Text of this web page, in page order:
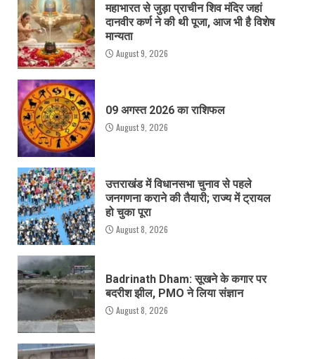
महाभारत से जुड़ा प्राचीन शिव मंदिर जहां
दानवीर कर्ण ने की थी पूजा, आज भी है विशेष
मान्यता
August 9, 2026
09 अगस्त 2026 का राशिफल
August 9, 2026
उत्तराखंड में विधानसभा चुनाव से पहले
जनगणना कराने की तैयारी; राज्य में ट्रायल
हो चुका पूरा
August 8, 2026
Badrinath Dham: सूखने के कगार पर
बदरीश झील, PMO ने लिया संज्ञान
August 8, 2026